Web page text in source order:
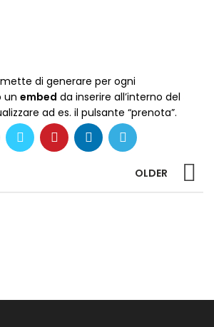
di generare per ogni
un embed da inserire all’interno del
ad es. il pulsante “prenota”.
OLDER